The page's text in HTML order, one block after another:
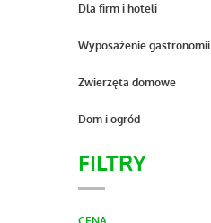
Dla firm i hoteli
Wyposażenie gastronomii
Zwierzęta domowe
Dom i ogród
FILTRY